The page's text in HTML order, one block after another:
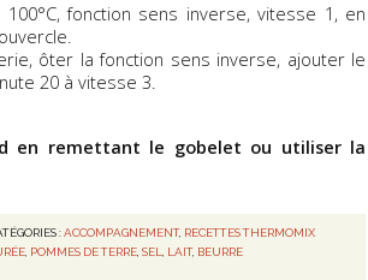
fonction sens inverse, vitesse 1, en
ôter la fonction sens inverse, ajouter le
20 à vitesse 3.
en remettant le gobelet ou utiliser la
:ACCOMPAGNEMENT, RECETTES THERMOMIX
POMMES DE TERRE ,SEL LAIT, BEURRE